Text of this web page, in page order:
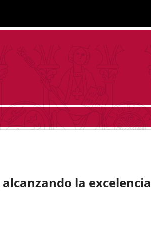
la excelencia